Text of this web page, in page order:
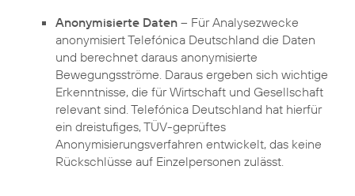
Anonymisierte Daten – Für Analysezwecke
anonymisiert Telefónica Deutschland die Daten
und berechnet daraus anonymisierte
Bewegungsströme. Daraus ergeben sich wichtige
Erkenntnisse, die für Wirtschaft und Gesellschaft
relevant sind. Telefónica Deutschland hat hierfür
ein dreistufiges, TÜV-geprüftes
Anonymisierungsverfahren entwickelt, das keine
Rückschlüsse auf Einzelpersonen zulässt.